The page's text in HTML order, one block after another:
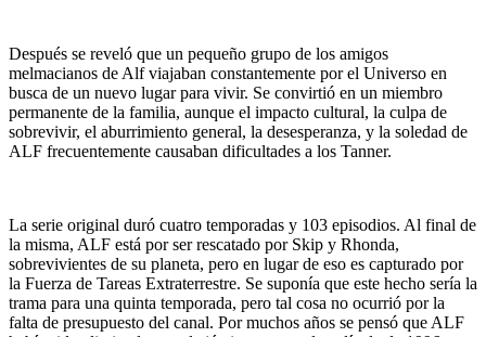
Después se reveló que un pequeño grupo de los amigos
melmacianos de Alf viajaban constantemente por el Universo en
busca de un nuevo lugar para vivir. Se convirtió en un miembro
permanente de la familia, aunque el impacto cultural, la culpa de
sobrevivir, el aburrimiento general, la desesperanza, y la soledad de
ALF frecuentemente causaban dificultades a los Tanner.
La serie original duró cuatro temporadas y 103 episodios. Al final de
la misma, ALF está por ser rescatado por Skip y Rhonda,
sobrevivientes de su planeta, pero en lugar de eso es capturado por
la Fuerza de Tareas Extraterrestre. Se suponía que este hecho sería la
trama para una quinta temporada, pero tal cosa no ocurrió por la
falta de presupuesto del canal. Por muchos años se pensó que ALF